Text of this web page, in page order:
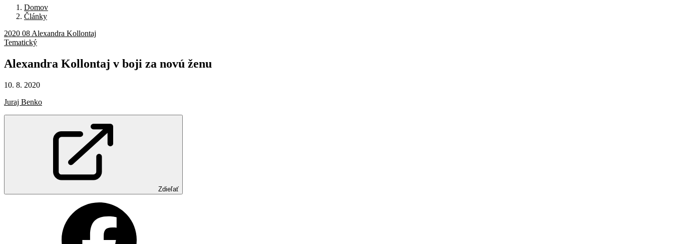
Domov
Články
2020 08 Alexandra Kollontaj
Tematický
Alexandra Kollontaj v boji za novú ženu
10. 8. 2020
Juraj Benko
Zdieľať